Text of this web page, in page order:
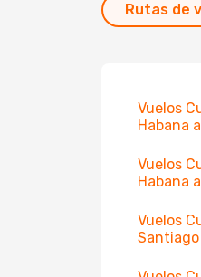
Rutas de
Vuelos
Habana
Vuelos
Habana
Vuelos